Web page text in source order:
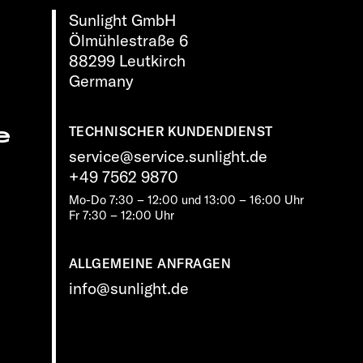
Sunlight GmbH
Ölmühlestraße 6
88299 Leutkirch
Germany
TECHNISCHER KUNDENDIENST
service@service.sunlight.de
+49 7562 9870
Mo-Do 7:30 – 12:00 und 13:00 – 16:00 Uhr
Fr 7:30 – 12:00 Uhr
ALLGEMEINE ANFRAGEN
info@sunlight.de